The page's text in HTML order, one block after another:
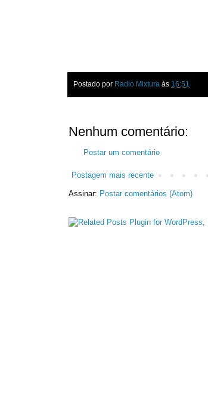
Postado por Radio Mixtura às 16:51
Nenhum comentário:
Postar um comentário
Postagem mais recente
Assinar: Postar comentários (Atom)